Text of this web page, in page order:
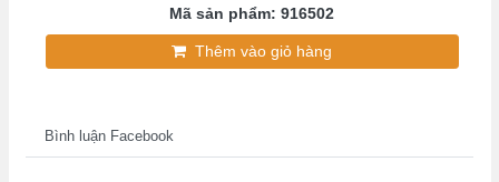
Mã sản phẩm: 916502
Thêm vào giỏ hàng
Bình luận Facebook